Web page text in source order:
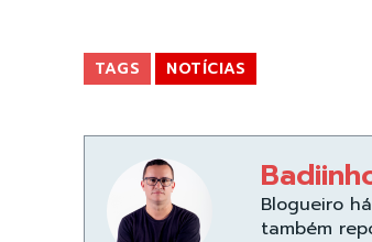
TAGS NOTÍCIAS
Blogueiro
também